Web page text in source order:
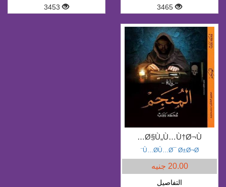
3465
3453
Ø§Ù„Ù…Ù†Ø¬Ù…
Ù…Ø­Ù…Ø¯ Ø±Ø¬Ø¨
20.00 جنيه
التفاصيل